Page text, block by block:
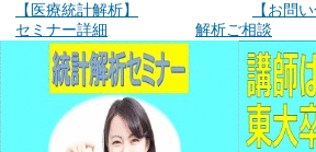
【医療統計解析】
【お問
セミナー詳細
解析ご相談